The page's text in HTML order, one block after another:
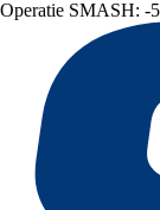
Operatie SMASH: -